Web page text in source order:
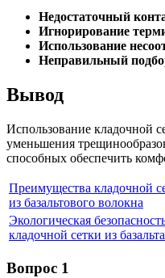
Недостаточный
Игнорирование
Использование
Неправильный
Вывод
Использование кладочной
уменьшения
способных обеспечить
Преимущества кладочной
из базальтового волокна
Экологическая
кладочной сетки из базальта
Вопрос 1